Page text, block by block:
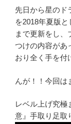
先日から星のド
を2018年夏版と
まで更新をし、
つけの内容があ
おり全く手を付
んが！！今回
レベル上げ究極
意』手取り足取